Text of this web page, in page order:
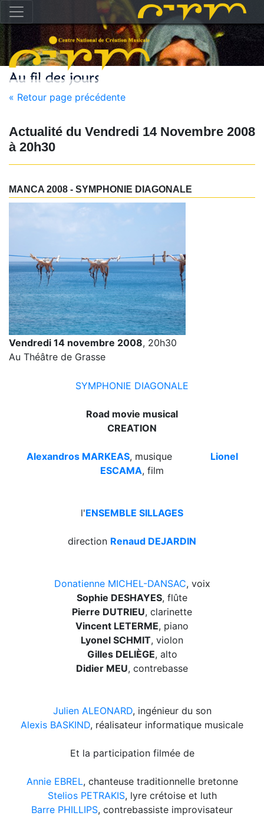
« Retour page précédente
Actualité du Vendredi 14 Novembre 2008
à20h30
MANCA 2008 - SYMPHONIE DIAGONALE
Vendredi 14 novembre 2008, 20h30
Au Théâtre de Grasse
SYMPHONIE DIAGONALE
Road movie musical
CREATION
Alexandros MARKEAS, musique Lionel
ESCAMA, film
l'ENSEMBLE SILLAGES
direction Renaud DEJARDIN
Donatienne MICHEL-DANSAC, voix
Sophie DESHAYES, flûte
Pierre DUTRIEU, clarinette
Vincent LETERME, piano
Lyonel SCHMIT, violon
Gilles DELIÈGE, alto
Didier MEU, contrebasse
Julien ALEONARD, ingénieur du son
Alexis BASKIND, réalisateur informatique musicale
Et la participation filmée de
Annie EBREL, chanteuse traditionnelle bretonne
Stelios PETRAKIS, lyre crétoise et luth
Barre PHILLIPS, contrebassiste improvisateur